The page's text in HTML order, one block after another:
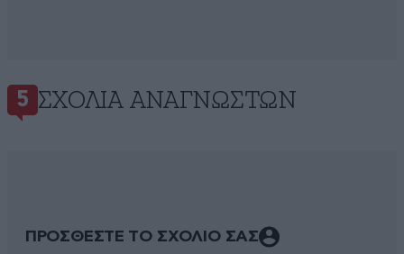
5 ΣΧΌΛΙΑ ΑΝΑΓΝΩΣΤΏΝ
ΠΡΟΣΘΕΣΤΕ ΤΟ ΣΧΟΛΙΟ ΣΑΣ